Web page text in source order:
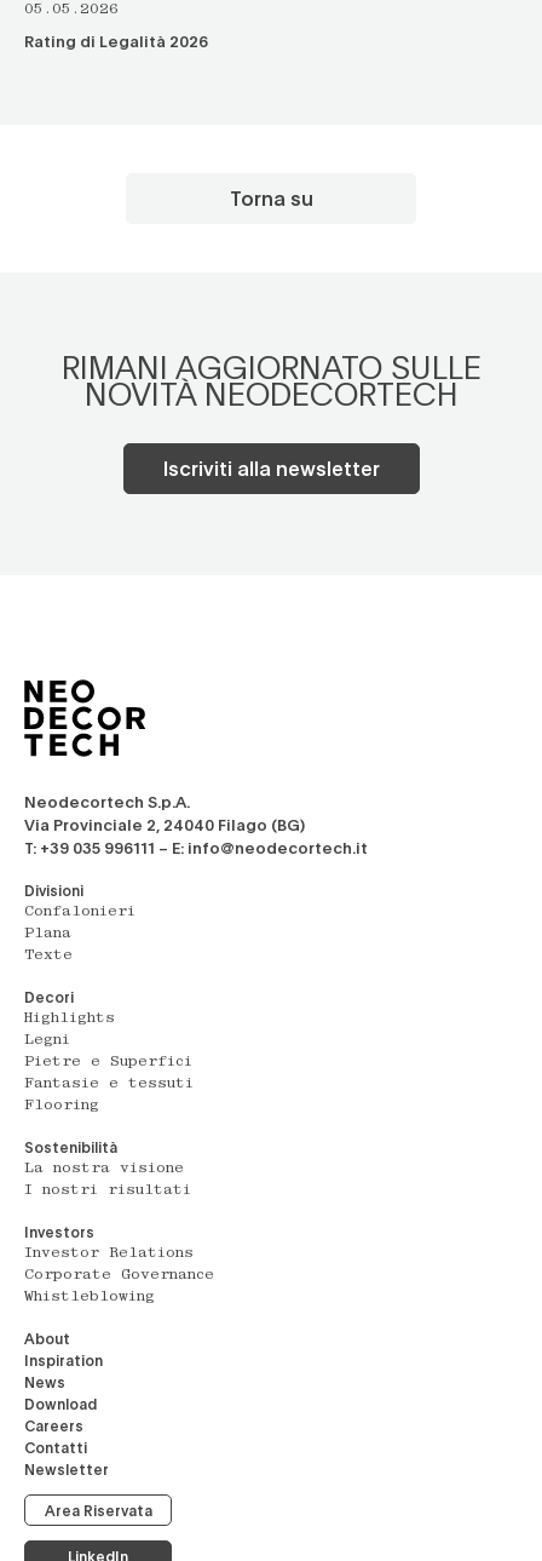
05.05.2026
Rating di Legalità 2026
Torna su
RIMANI AGGIORNATO SULLE
NOVITÀ NEODECORTECH
Iscriviti alla newsletter
Neodecortech S.p.A.
Via Provinciale 2, 24040 Filago (BG)
T: +39 035 996111 – E: info@neodecortech.it
Divisioni
Confalonieri
Plana
Texte
Decori
Highlights
Legni
Pietre e Superfici
Fantasie e tessuti
Flooring
Sostenibilità
La nostra visione
I nostri risultati
Investors
Investor Relations
Corporate Governance
Whistleblowing
About
Inspiration
News
Download
Careers
Contatti
Newsletter
Area Riservata
LinkedIn